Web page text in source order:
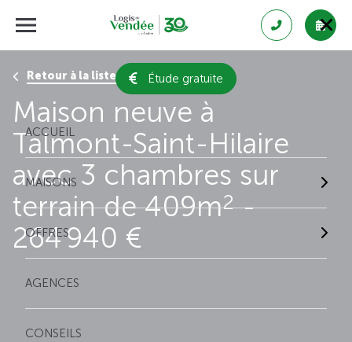
Étude gratuite
ACCUEIL
MAISONS
OFFRES
AGENCES
CONSEILS
Retour à la liste des résultats
Maison neuve à
Talmont-Saint-Hilaire
avec 3 chambres sur
terrain de 409m2-
264 940 €